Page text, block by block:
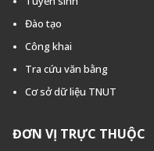
Đào tạo
Công khai
Tra cứu văn bằng
Cơ sở dữ liệu TNUT
ĐƠN VỊ TRỰC THUỘC